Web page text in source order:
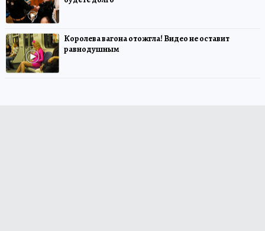
Королева вагона отожгла! Видео не оставит
равнодушным